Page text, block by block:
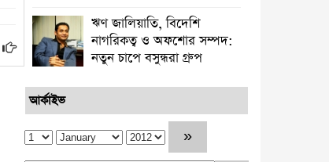
ঋণ জালিয়াতি, বিদেশি
নাগরিকত্ব ও অফশোর সম্পদ:
নতুন চাপে বসুন্ধরা গ্রুপ
আর্কাইভ